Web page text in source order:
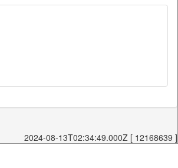
2024-08-13T02:34:49.000Z [ 12168639 ]